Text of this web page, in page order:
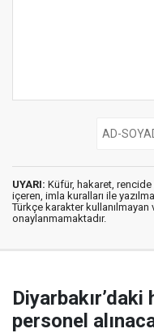
UYARI: Küfür, hakaret, rencide
içeren, imla kuralları ile
Türkçe karakter kullanılmayan
onaylanmamaktadır.
personel